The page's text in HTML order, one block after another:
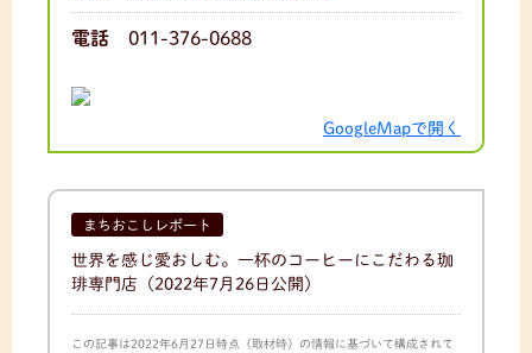
電話 011-376-0688
GoogleMapで開く
まちおこしレポート
世界を感じ愛おしむ。一杯のコーヒーにこだわる珈
琲専門店 （2022年7月26日公開）
この記事は2022年6月27日時点（取材時）の情報に基づいて構成されて